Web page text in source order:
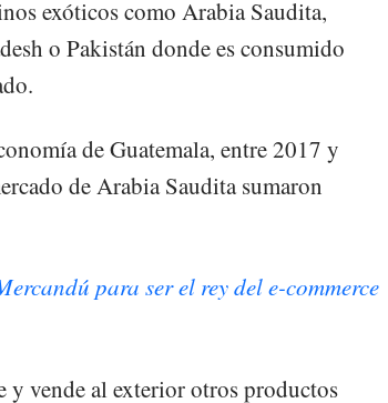
exóticos como Arabia Saudita,
o Pakistán donde es consumido
de Guatemala, entre 2017 y
de Arabia Saudita sumaron
para ser el rey del e-commerce
vende al exterior otros productos